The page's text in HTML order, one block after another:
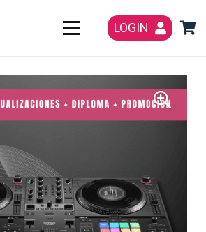
LOGIN